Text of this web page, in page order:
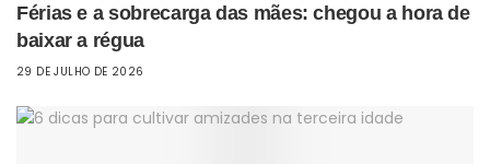
Férias e a sobrecarga das mães: chegou a hora de
baixar a régua
29 DE JULHO DE 2026